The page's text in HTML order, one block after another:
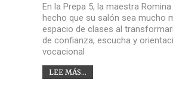
En la Prepa 5, la maestra
hecho que su salón sea mucho
espacio de clases al
de confianza, escucha y
vocacional
LEE MÁS...